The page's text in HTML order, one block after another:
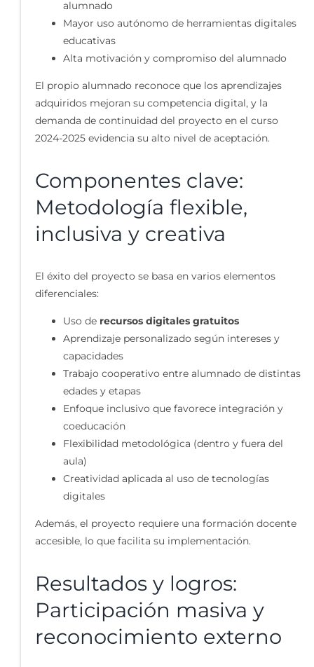
alumnado
Mayor uso autónomo de herramientas digitales
educativas
Alta motivación y compromiso del alumnado
El propio alumnado reconoce que los aprendizajes
adquiridos mejoran su competencia digital, y la
demanda de continuidad del proyecto en el curso
2024-2025 evidencia su alto nivel de aceptación.
Componentes clave:
Metodología flexible,
inclusiva y creativa
El éxito del proyecto se basa en varios elementos
diferenciales:
Uso de recursos digitales gratuitos
Aprendizaje personalizado según intereses y
capacidades
Trabajo cooperativo entre alumnado de distintas
edades y etapas
Enfoque inclusivo que favorece integración y
coeducación
Flexibilidad metodológica (dentro y fuera del
aula)
Creatividad aplicada al uso de tecnologías
digitales
Además, el proyecto requiere una formación docente
accesible, lo que facilita su implementación.
Resultados y logros:
Participación masiva y
reconocimiento externo